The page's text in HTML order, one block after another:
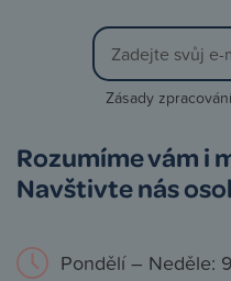
Zásady
Rozumíme vám i
Navštivte nás
Pondělí – Neděle: